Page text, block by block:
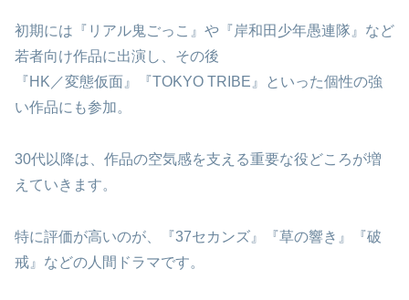
初期には『リアル鬼ごっこ』や『岸和田少年愚連隊』など
若者向け作品に出演し、その後
『HK／変態仮面』『TOKYO TRIBE』といった個性の強
い作品にも参加。
30代以降は、作品の空気感を支える重要な役どころが増
えていきます。
特に評価が高いのが、『37セカンズ』『草の響き』『破
戒』などの人間ドラマです。